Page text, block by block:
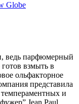
Globe
ведь парфюмерный
взмыть в
ольфакторное
представила
и
Jean Paul